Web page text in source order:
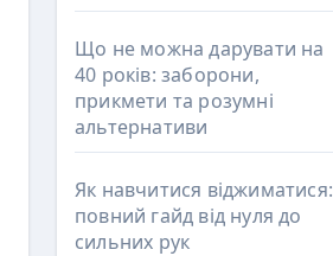
Що не можна дарувати на
40 років: заборони,
прикмети та розумні
альтернативи
Як навчитися віджиматися:
повний гайд від нуля до
сильних рук